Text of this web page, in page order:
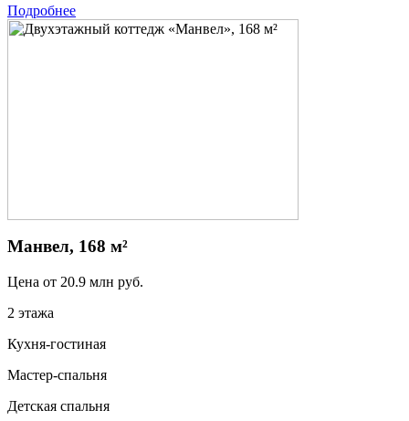
Подробнее
Манвел, 168 м²
Цена от 20.9 млн руб.
2 этажа
Кухня-гостиная
Мастер-спальня
Детская спальня